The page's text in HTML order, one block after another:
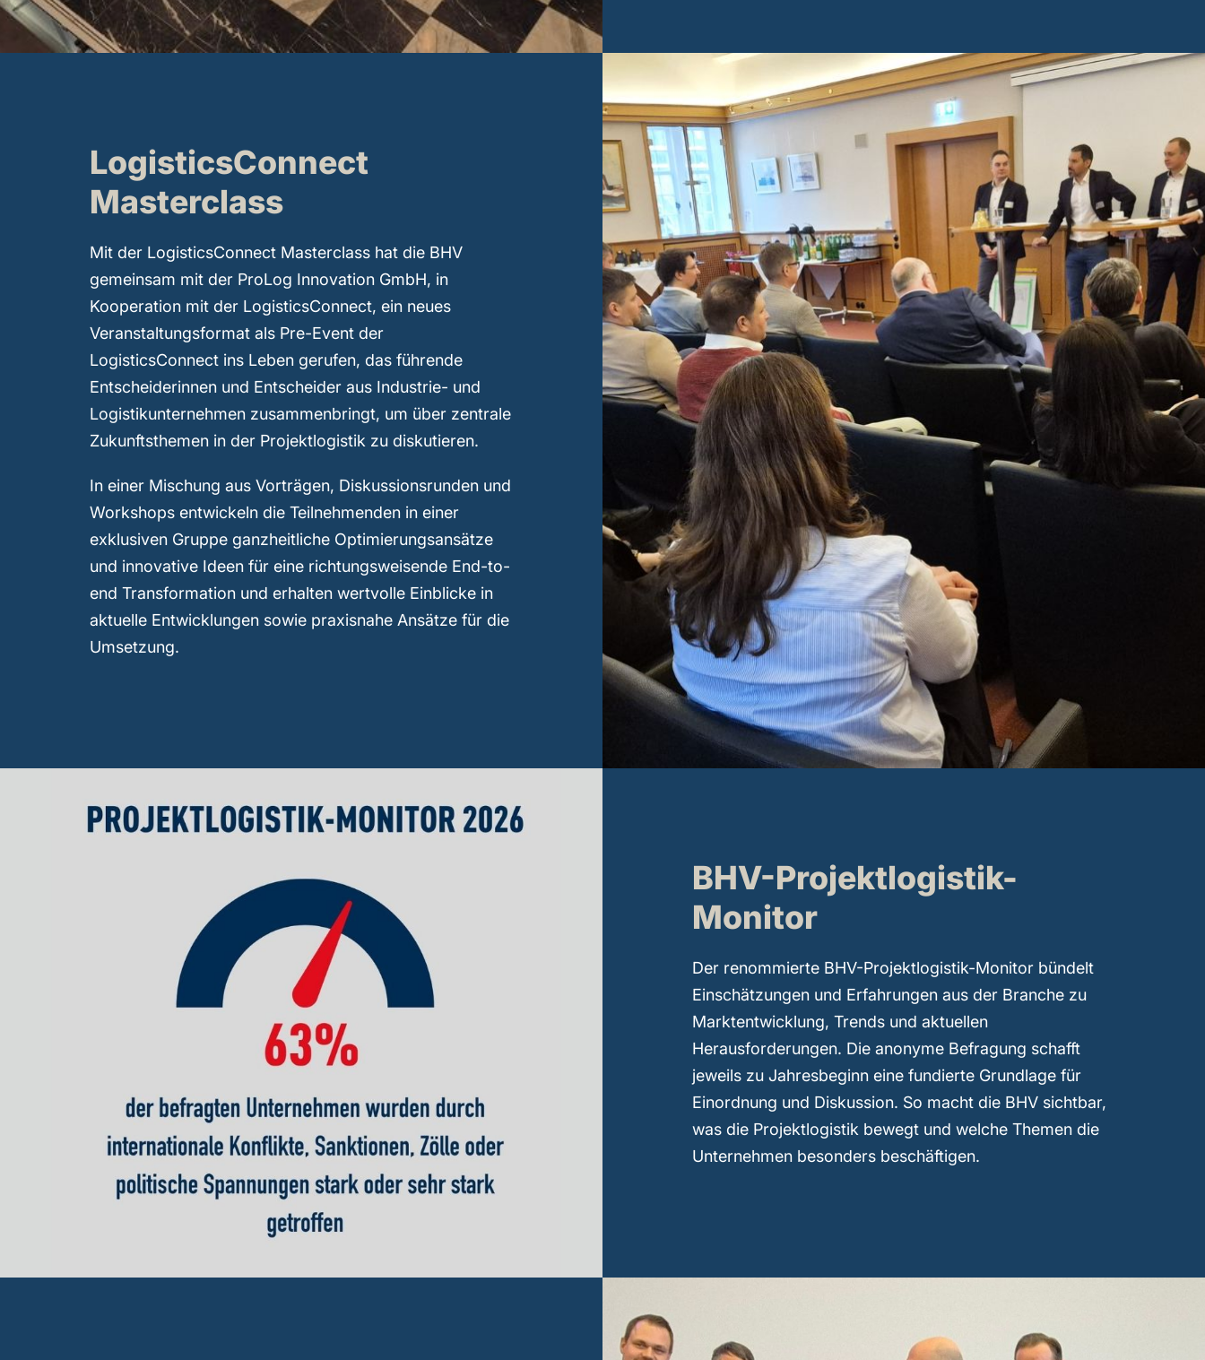
LogisticsConnect
Masterclass
Mit der LogisticsConnect Masterclass hat die BHV
gemeinsam mit der ProLog Innovation GmbH, in
Kooperation mit der LogisticsConnect, ein neues
Veranstaltungsformat als Pre-Event der
LogisticsConnect ins Leben gerufen, das führende
Entscheiderinnen und Entscheider aus Industrie- und
Logistikunternehmen zusammenbringt, um über zentrale
Zukunftsthemen in der Projektlogistik zu diskutieren.
In einer Mischung aus Vorträgen, Diskussionsrunden und
Workshops entwickeln die Teilnehmenden in einer
exklusiven Gruppe ganzheitliche Optimierungsansätze
und innovative Ideen für eine richtungsweisende End-to-
end Transformation und erhalten wertvolle Einblicke in
aktuelle Entwicklungen sowie praxisnahe Ansätze für die
Umsetzung.
BHV-Projektlogistik-
Monitor
Der renommierte BHV-Projektlogistik-Monitor bündelt
Einschätzungen und Erfahrungen aus der Branche zu
Marktentwicklung, Trends und aktuellen
Herausforderungen. Die anonyme Befragung schafft
jeweils zu Jahresbeginn eine fundierte Grundlage für
Einordnung und Diskussion. So macht die BHV sichtbar,
was die Projektlogistik bewegt und welche Themen die
Unternehmen besonders beschäftigen.